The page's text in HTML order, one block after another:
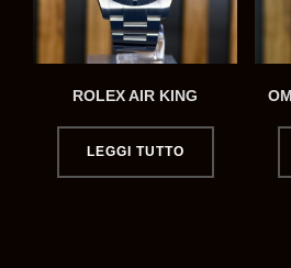
ROLEX AIR KING
LEGGI TUTTO